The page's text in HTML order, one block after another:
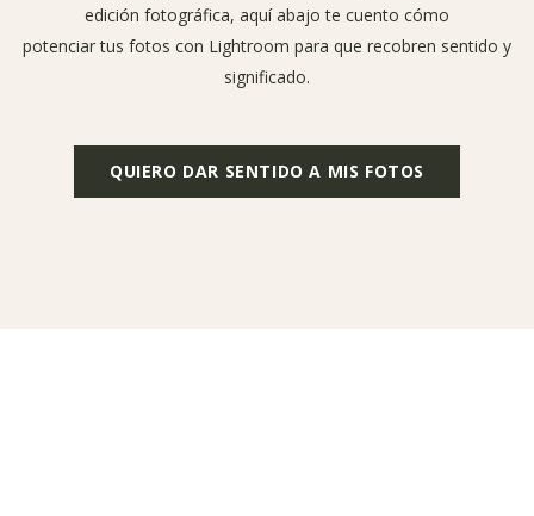
edición fotográfica, aquí abajo te cuento cómo
potenciar tus fotos con Lightroom para que recobren sentido y
significado.
QUIERO DAR SENTIDO A MIS FOTOS